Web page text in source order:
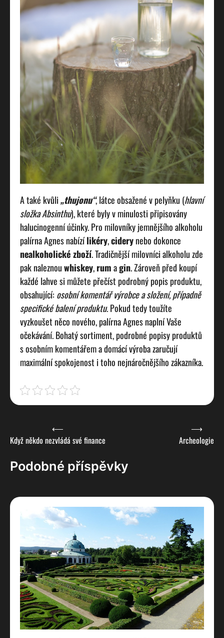
A také kvůli„thujonu“, látce obsažené v pelyňku (hlavní
složka Absinthu), které byly v minulosti připisovány
halucinogenní účinky.Pro milovníky jemnějšího alkoholu
palírna Agnes nabízílikéry,ciderynebo dokonce
nealkoholické zboží. Tradičnější milovníci alkoholu zde
pak naleznouwhiskey,rumagin. Zároveň před koupí
každé lahve si můžete přečíst podrobný popis produktu,
obsahující: osobní komentář výrobce a složení, případně
specifické balení produktu.Pokud tedy toužíte
vyzkoušet něco nového, palírna Agnes naplní Vaše
očekávání. Bohatý sortiment, podrobné popisy produktů
s osobním komentářem a domácí výroba zaručují
maximální spokojenost i toho nejnáročnějšího zákazníka.
pro
příspěvek
⟵
Když někdo nezvládá své finance
Archeologie
⟶
Podobné příspěvky